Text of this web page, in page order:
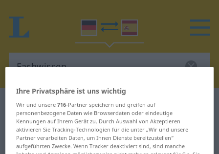
Deutsch-Spanisch Wörterbuch Fachwissen
Deutsch-Spanisch Übersetzung für
"Fachwissen"
Ihre Privatsphäre ist uns wichtig
Wir und unsere716-Partner speichern und greifen auf
personenbezogene Daten wie Browserdaten oder eindeutige
Kennungen auf Ihrem Gerät zu. Durch Auswahl von Akzeptieren
aktivieren Sie Tracking-Technologien für die unter „Wir und unsere
Partner verarbeiten Daten, um Ihnen Dienste bereitzustellen“
aufgeführten Zwecke. Wenn Tracker deaktiviert sind, sind manche